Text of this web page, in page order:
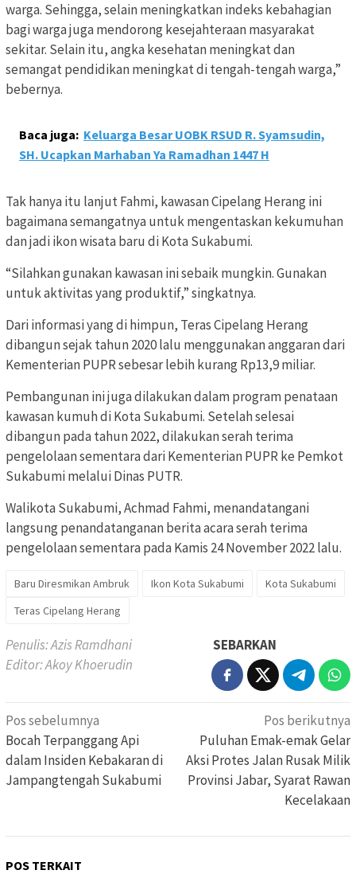
warga. Sehingga, selain meningkatkan indeks kebahagian
bagi warga juga mendorong kesejahteraan masyarakat
sekitar. Selain itu, angka kesehatan meningkat dan
semangat pendidikan meningkat di tengah-tengah warga,”
bebernya.
Baca juga: Keluarga Besar UOBK RSUD R. Syamsudin,
SH. Ucapkan Marhaban Ya Ramadhan 1447 H
Tak hanya itu lanjut Fahmi, kawasan Cipelang Herang ini
bagaimana semangatnya untuk mengentaskan kekumuhan
dan jadi ikon wisata baru di Kota Sukabumi.
“Silahkan gunakan kawasan ini sebaik mungkin. Gunakan
untuk aktivitas yang produktif,” singkatnya.
Dari informasi yang di himpun, Teras Cipelang Herang
dibangun sejak tahun 2020 lalu menggunakan anggaran dari
Kementerian PUPR sebesar lebih kurang Rp13,9 miliar.
Pembangunan ini juga dilakukan dalam program penataan
kawasan kumuh di Kota Sukabumi. Setelah selesai
dibangun pada tahun 2022, dilakukan serah terima
pengelolaan sementara dari Kementerian PUPR ke Pemkot
Sukabumi melalui Dinas PUTR.
Walikota Sukabumi, Achmad Fahmi, menandatangani
langsung penandatanganan berita acara serah terima
pengelolaan sementara pada Kamis 24 November 2022 lalu.
Baru Diresmikan Ambruk Ikon Kota Sukabumi
Kota Sukabumi
Teras Cipelang Herang
Penulis: Azis Ramdhani
Editor: Akoy Khoerudin
SEBARKAN
Navigasi
pos
Pos sebelumnya
Bocah Terpanggang Api
dalam Insiden Kebakaran di
Jampangtengah Sukabumi
Pos berikutnya
Puluhan Emak-emak Gelar
Aksi Protes Jalan Rusak Milik
Provinsi Jabar, Syarat Rawan
Kecelakaan
POS TERKAIT